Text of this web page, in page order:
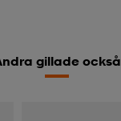
gillade också